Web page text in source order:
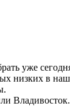
уже
низких в
Владивосток.